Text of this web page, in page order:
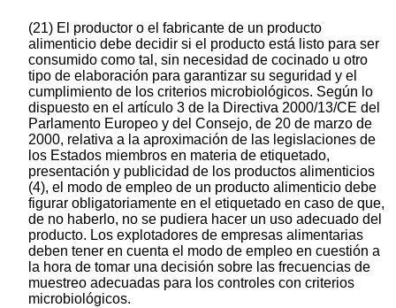
(21) El productor o el fabricante de un producto
alimenticio debe decidir si el producto está listo para ser
consumido como tal, sin necesidad de cocinado u otro
tipo de elaboración para garantizar su seguridad y el
cumplimiento de los criterios microbiológicos. Según lo
dispuesto en el artículo 3 de la Directiva 2000/13/CE del
Parlamento Europeo y del Consejo, de 20 de marzo de
2000, relativa a la aproximación de las legislaciones de
los Estados miembros en materia de etiquetado,
presentación y publicidad de los productos alimenticios
(4), el modo de empleo de un producto alimenticio debe
figurar obligatoriamente en el etiquetado en caso de que,
de no haberlo, no se pudiera hacer un uso adecuado del
producto. Los explotadores de empresas alimentarias
deben tener en cuenta el modo de empleo en cuestión a
la hora de tomar una decisión sobre las frecuencias de
muestreo adecuadas para los controles con criterios
microbiológicos.